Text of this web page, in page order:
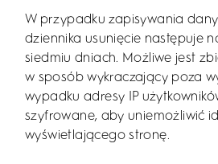
W przypadku zapisywania
dziennika usunięcie następuje
siedmiu dniach. Możliwe jest
w sposób wykraczający poza
wypadku adresy IP
szyfrowane, aby uniemożliwić
wyświetlającego stronę.